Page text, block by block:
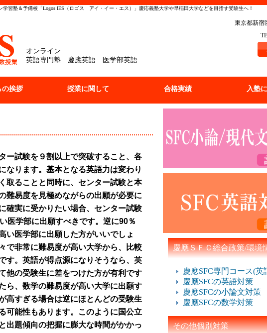
習塾＆予備校「Logos IES（ロゴス アイ・イー・エス）」慶応義塾大学や早稲田大学などを目指す受験生へ！
オンライン
英語専門塾 慶應英語 医学部英語
東京都新宿
の挨拶 授業に関して 合格実績 入塾
ー試験を９割以上で突破すること、各
なります。基本となる英語力は変わり
取ることと同時に、センター試験と本
難易度を見極めながらの出願が必要に
確実に受かりたい場合、センター試験
医学部に出願すべきです。逆に90％
い医学部に出願した方がいいでしょ
で非常に難易度が高い大学から、比較
す。英語が得点源になりそうなら、英
他の受験生に差をつけた方が有利です
ら、数学の難易度が高い大学に出願す
高すぎる場合は逆にほとんどの受験生
可能性もあります。このように国公立
出題傾向の把握に膨大な時間がかかっ
慶應ＳＦＣ総合政策/環境
慶應SFC専門コース(英
慶應SFCの英語対策
慶應SFCの小論文対策
慶應SFCの数学対策
その他個別対策